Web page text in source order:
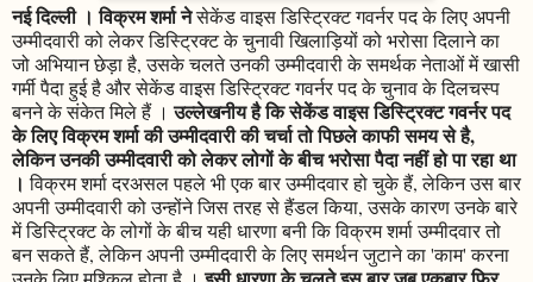
नई दिल्ली । विक्रम शर्मा नेसेकेंड वाइस डिस्ट्रिक्ट गवर्नर पद के लिए अपनी
उम्मीदवारी को लेकर डिस्ट्रिक्ट के चुनावी खिलाड़ियों को भरोसा दिलाने का
जो अभियान छेड़ा है, उसके चलते उनकी उम्मीदवारी के समर्थक नेताओं में खासी
गर्मी पैदा हुई है और सेकेंड वाइस डिस्ट्रिक्ट गवर्नर पद के चुनाव के दिलचस्प
बनने के संकेत मिले हैं ।उल्लेखनीय है कि सेकेंड वाइस डिस्ट्रिक्ट गवर्नर पद
के लिए विक्रम शर्मा की उम्मीदवारी की चर्चा तो पिछले काफी समय से है,
लेकिन उनकी उम्मीदवारी को लेकर लोगों के बीच भरोसा पैदा नहीं हो पा रहा था
। विक्रम शर्मा दरअसल पहले भी एक बार उम्मीदवार हो चुके हैं, लेकिन उस बार
अपनी उम्मीदवारी को उन्होंने जिस तरह से हैंडल किया, उसके कारण उनके बारे
में डिस्ट्रिक्ट के लोगों के बीच यही धारणा बनी कि विक्रम शर्मा उम्मीदवार तो
बन सकते हैं, लेकिन अपनी उम्मीदवारी के लिए समर्थन जुटाने का 'काम' करना